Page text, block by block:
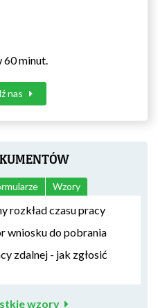
minut.
nas
Wzory
rozkład czasu pracy
wniosku do pobrania
zdalnej - jak zgłosić
wzory